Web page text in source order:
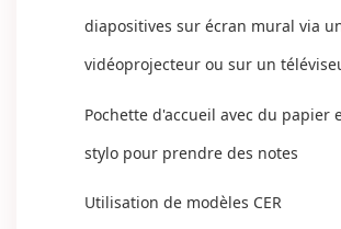
diapositives sur écran mural via
vidéoprojecteur ou sur un
Pochette d'accueil avec du papier
stylo pour prendre des notes
Utilisation de modèles CER